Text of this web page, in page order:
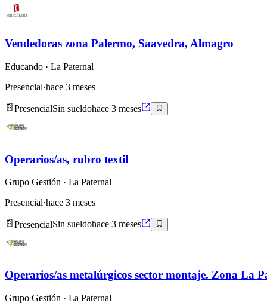
Vendedoras zona Palermo, Saavedra, Almagro
Educando · La Paternal
Presencial·hace 3 meses
PresencialSin sueldohace 3 meses
Operarios/as, rubro textil
Grupo Gestión · La Paternal
Presencial·hace 3 meses
PresencialSin sueldohace 3 meses
Operarios/as metalúrgicos sector montaje. Zona La
Grupo Gestión · La Paternal